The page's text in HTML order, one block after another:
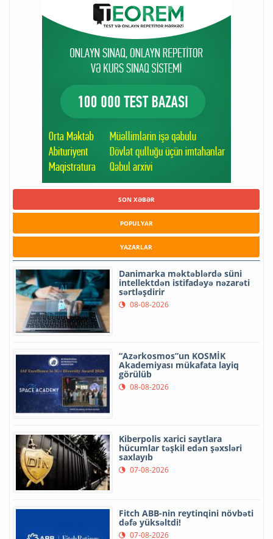
SON XƏBƏR
POPULYAR
YAZARLAR
Danimarka məktəblərdə süni
intellektdən istifadəyə nəzarəti
sərtləşdirir
08-08-2026
“Azərkosmos”un KOSMİK
Akademiyası mükafata layiq
görülüb
08-08-2026
Kiberpolis xarici saytlara
hücumlar təşkil edən şəxsləri
saxlayıb
07-08-2026
Fitch ABB-nin reytinqini növbəti
dəfə yüksəltdi!
07-08-2026